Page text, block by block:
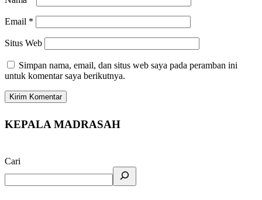
Email *
Situs Web
Simpan nama, email, dan situs web saya pada peramban ini
untuk komentar saya berikutnya.
KEPALA MADRASAH
Cari